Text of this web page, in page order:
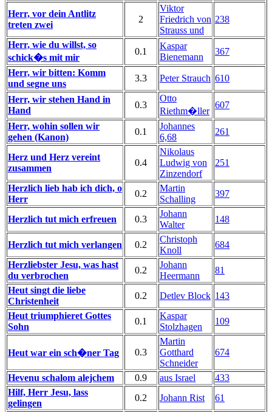
Herr, vor dein Antlitz
treten zwei
2
Viktor
Friedrich von
Strauss und
238
Herr, wie du willst, so
schick�s mit mir
0.1
Kaspar
Bienemann
367
Herr, wir bitten: Komm
und segne uns
3.3 Peter Strauch 610
Herr, wir stehen Hand in
Hand
0.3
Otto
Riethm�ller
607
Herr, wohin sollen wir
gehen (Kanon)
0.1
Johannes
6,68
261
Herz und Herz vereint
zusammen
0.4
Nikolaus
Ludwig von
Zinzendorf
251
Herzlich lieb hab ich dich, o
Herr
0.2
Martin
Schalling
397
Herzlich tut mich erfreuen 0.3
Johann
Walter
148
Herzlich tut mich verlangen 0.2
Christoph
Knoll
684
Herzliebster Jesu, was hast
du verbrochen
0.2
Johann
Heermann
81
Heut singt die liebe
Christenheit
0.2 Detlev Block 143
Heut triumphieret Gottes
Sohn
0.1
Kaspar
Stolzhagen
109
Heut war ein sch�ner Tag 0.3
Martin
Gotthard
Schneider
674
Hevenu schalom alejchem 0.9 aus Israel
433
Hilf, Herr Jesu, lass
gelingen
0.2 Johann Rist 61